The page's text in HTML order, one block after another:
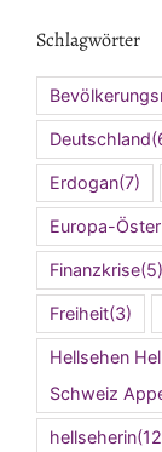
Schlagwörter
Deutschland
Erdogan(7)
Europa-
Finanzkrise(5)
Freiheit(3)
Hellsehen
Schweiz
hellseherin